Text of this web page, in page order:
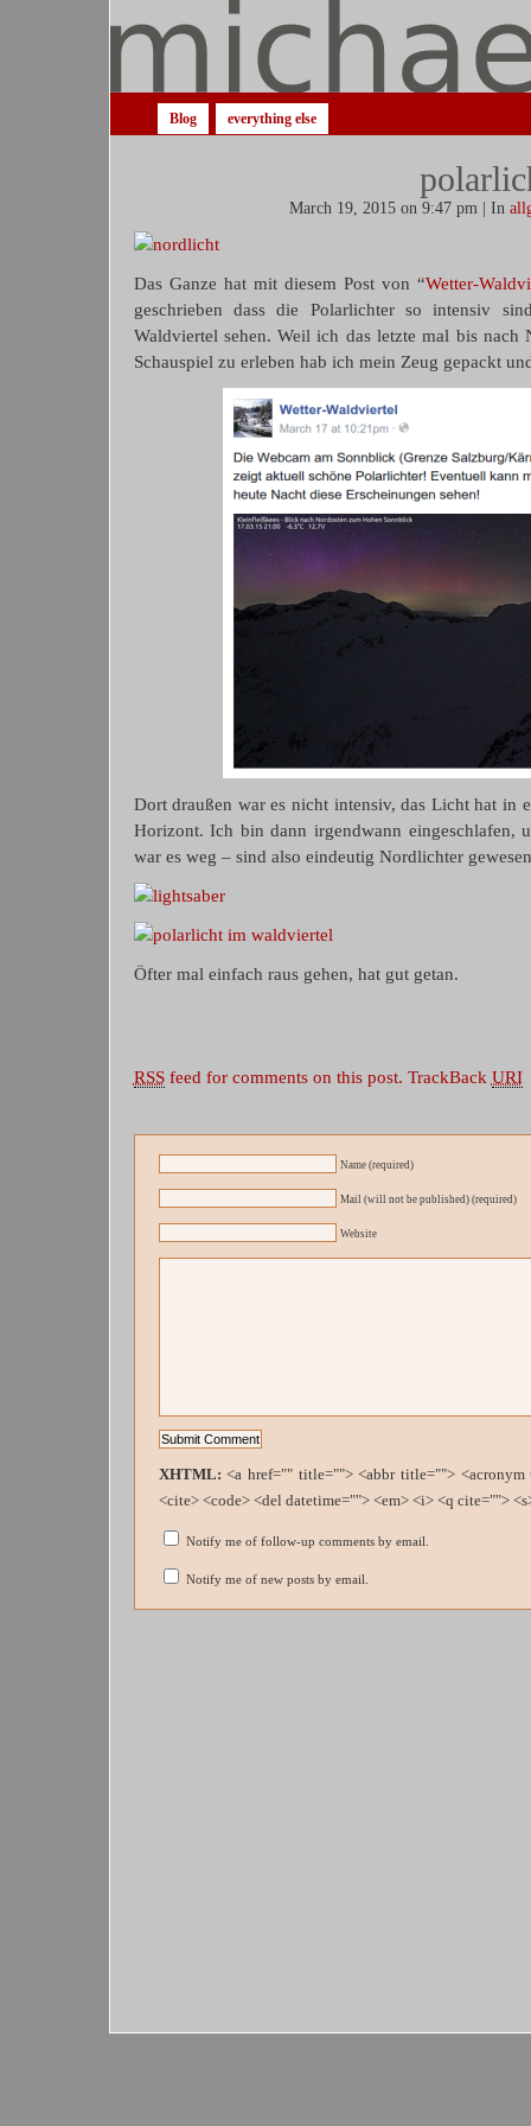
Blog everything else
March 19, 2015 on 9:47 pm | In
Das Ganze hat mit diesem Post von “Wetter-
geschrieben dass die Polarlichter so intensiv
Waldviertel sehen. Weil ich das letzte mal bis nach
Schauspiel zu erleben hab ich mein Zeug gepackt
Dort draußen war es nicht intensiv, das Licht hat in
Horizont. Ich bin dann irgendwann eingeschlafen,
war es weg – sind also eindeutig Nordlichter
Öfter mal einfach raus gehen, hat gut getan.
RSSfeed for comments on this post. TrackBack URI
Name (required)
Mail (will not be published) (required)
Website
XHTML: <a href="" title=""> <abbr title="">
<cite> <code> <del datetime=""> <em> <i> <q cite="">
Notify me of follow-up comments by email.
Notify me of new posts by email.